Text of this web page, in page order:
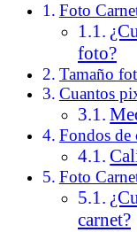
Foto
foto?
Tamaño
Cuantos
Fondos de
Foto
carnet?